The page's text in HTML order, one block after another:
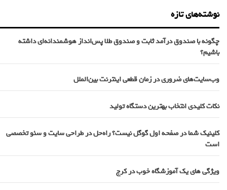
نوشته‌های تازه
چگونه با صندوق درآمد ثابت و صندوق طلا پس‌انداز هوشمندانه‌ای داشته
باشیم؟
وب‌سایت‌های ضروری در زمان قطعی اینترنت بین‌الملل
نکات کلیدی انتخاب بهترین دستگاه تولید
کلینیک شما در صفحه اول گوگل نیست؟ راه‌حل در طراحی سایت و سئو تخصصی
است
ویژگی های یک آموزشگاه خوب در کرج